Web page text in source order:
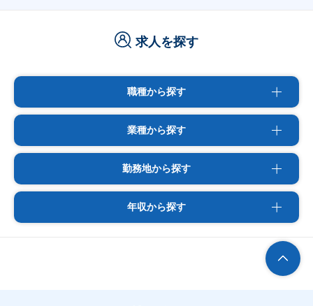
求人を探す
職種から探す
業種から探す
勤務地から探す
年収から探す